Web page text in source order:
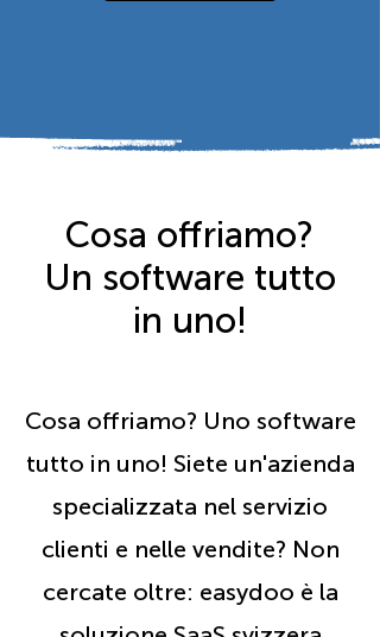
Cosa offriamo?
Un software tutto
in uno!
Cosa offriamo? Uno software
tutto in uno! Siete un'azienda
specializzata nel servizio
clienti e nelle vendite? Non
cercate oltre: easydoo è la